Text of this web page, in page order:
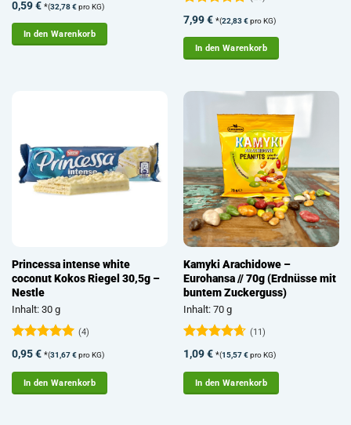
mit 5von
5
0,59€ *(32,78€pro KG)
In den Warenkorb
Bewertet
mit 4.92
von 5
7,99€ *(22,83€pro KG)
In den Warenkorb
Princessa intense white
coconut Kokos Riegel 30,5g –
Nestle
Inhalt: 30 g
Bewertet
mit 5von
5
(4)
0,95€ *(31,67€pro KG)
In den Warenkorb
Kamyki Arachidowe –
Eurohansa // 70g (Erdnüsse mit
buntem Zuckerguss)
Inhalt: 70 g
Bewertet
mit 4.64
von 5
(11)
1,09€ *(15,57€pro KG)
In den Warenkorb